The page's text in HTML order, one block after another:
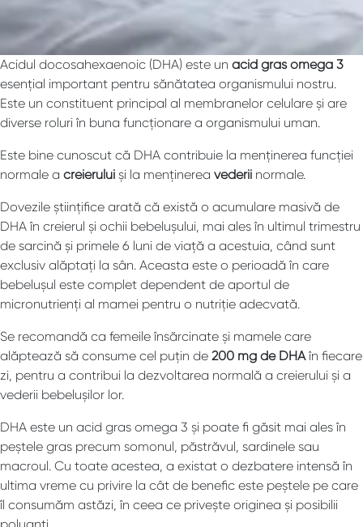
Acidul docosahexaenoic (DHA) este un acid gras omega 3
esențial important pentru sănătatea organismului nostru.
Este un constituent principal al membranelor celulare și are
diverse roluri în buna funcționare a organismului uman.
Este bine cunoscut că DHA contribuie la menținerea funcției
normale a creierului și la menținerea vederii normale.
Dovezile științifice arată că există o acumulare masivă de
DHA în creierul și ochii bebelușului, mai ales în ultimul trimestru
de sarcină și primele 6 luni de viață a acestuia, când sunt
exclusiv alăptați la sân. Aceasta este o perioadă în care
bebelușul este complet dependent de aportul de
micronutrienți al mamei pentru o nutriție adecvată.
Se recomandă ca femeile însărcinate și mamele care
alăptează să consume cel puțin de 200 mg de DHAîn fiecare
zi, pentru a contribui la dezvoltarea normală a creierului și a
vederii bebelușilor lor.
DHA este un acid gras omega 3 și poate fi găsit mai ales în
peștele gras precum somonul, păstrăvul, sardinele sau
macroul. Cu toate acestea, a existat o dezbatere intensă în
ultima vreme cu privire la cât de benefic este peștele pe care
îl consumăm astăzi, în ceea ce privește originea și posibilii